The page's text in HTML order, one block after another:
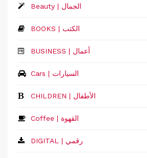
Beauty | الجمال
BOOKS | الكتب
‏BUSINESS | أعمال
Cars | السيارات
CHILDREN | الأطفال
Coffee | القهوة
DIGITAL | رقمي